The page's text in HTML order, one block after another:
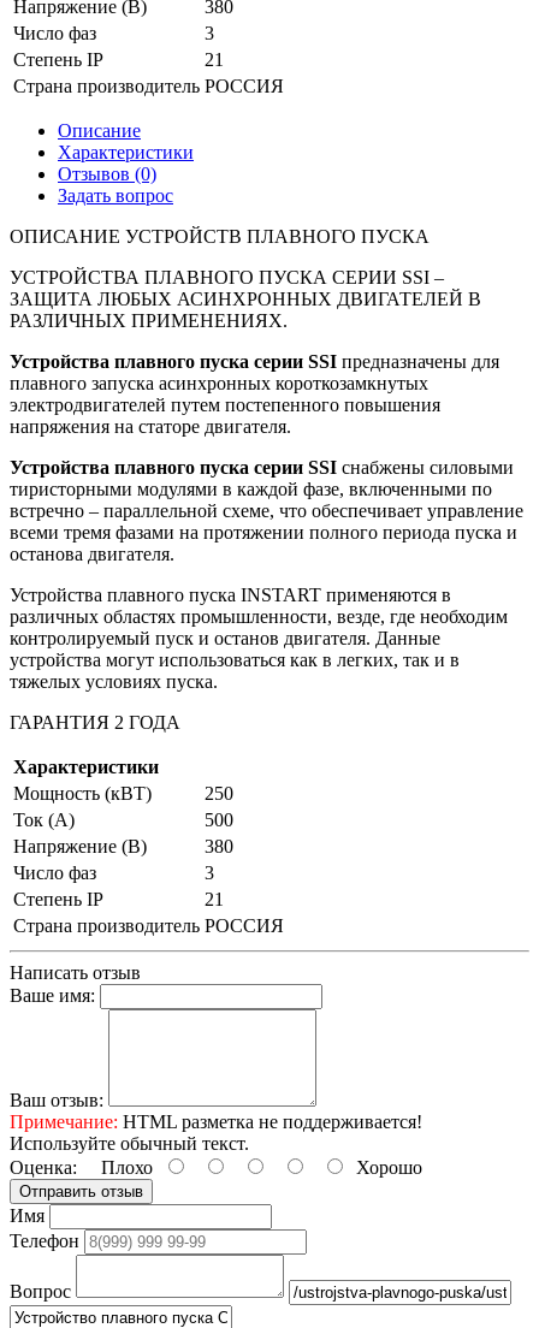
Напряжение (В)
380
Число фаз
3
Степень IP
21
Страна производитель РОССИЯ
Описание
Характеристики
Отзывов (0)
Задать вопрос
ОПИСАНИЕ УСТРОЙСТВ ПЛАВНОГО ПУСКА
УСТРОЙСТВА ПЛАВНОГО ПУСКА СЕРИИ SSI –
ЗАЩИТА ЛЮБЫХ АСИНХРОННЫХ ДВИГАТЕЛЕЙ В
РАЗЛИЧНЫХ ПРИМЕНЕНИЯХ.
Устройства плавного пуска серии SSI предназначены для
плавного запуска асинхронных короткозамкнутых
электродвигателей путем постепенного повышения
напряжения на статоре двигателя.
Устройства плавного пуска серии SSI снабжены силовыми
тиристорными модулями в каждой фазе, включенными по
встречно – параллельной схеме, что обеспечивает управление
всеми тремя фазами на протяжении полного периода пуска и
останова двигателя.
Устройства плавного пуска INSTART применяются в
различных областях промышленности, везде, где необходим
контролируемый пуск и останов двигателя. Данные
устройства могут использоваться как в легких, так и в
тяжелых условиях пуска.
ГАРАНТИЯ 2 ГОДА
Характеристики
Мощность (кВТ)
250
Ток (A)
500
Напряжение (В)
380
Число фаз
3
Степень IP
21
Страна производитель РОССИЯ
Написать отзыв
Ваше имя:
Ваш отзыв:
Примечание: HTML разметка не поддерживается!
Используйте обычный текст.
Оценка: Плохо Хорошо
Отправить отзыв
Имя
Телефон
Вопрос